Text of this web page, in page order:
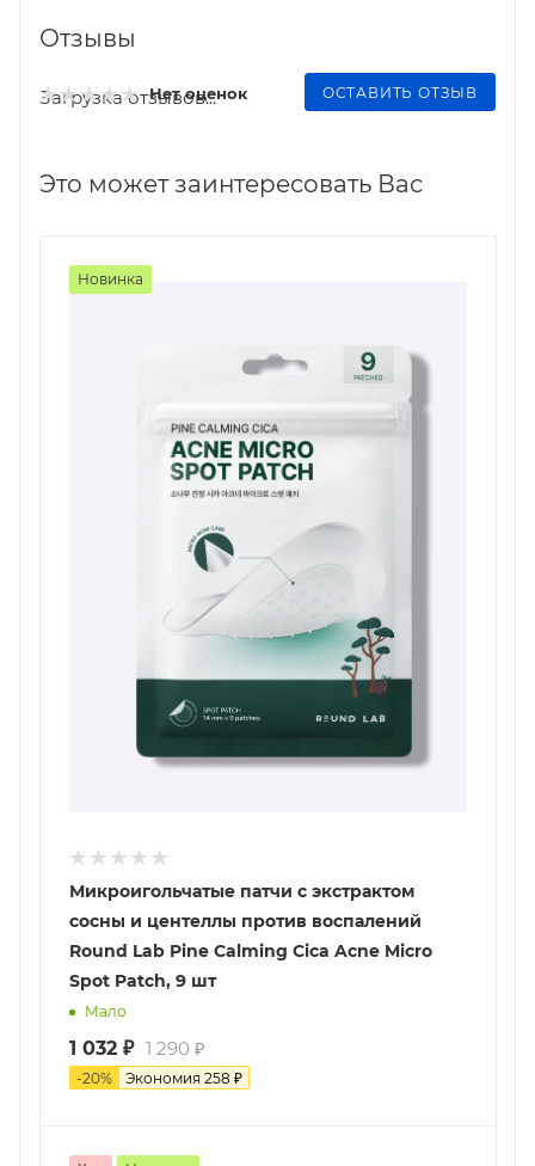
Отзывы
Нет оценок ОСТАВИТЬ ОТЗЫВ
Загрузка отзывов...
Это может заинтересовать Вас
Новинка
Микроигольчатые патчи с экстрактом
сосны и центеллы против воспалений
Round Lab Pine Calming Cica Acne Micro
Spot Patch, 9 шт
Мало
1 032 ₽ 1 290 ₽
-20% Экономия 258 ₽